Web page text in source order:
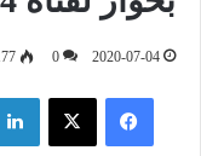
2020-07-04
0
فيسبوك ‫X